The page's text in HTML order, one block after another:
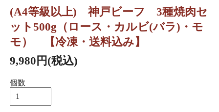
(A4等級以上) 神戸ビーフ 3種焼肉セ
ット500g（ロース・カルビ(バラ)・モ
モ） 【冷凍・送料込み】
9,980円(税込)
個数